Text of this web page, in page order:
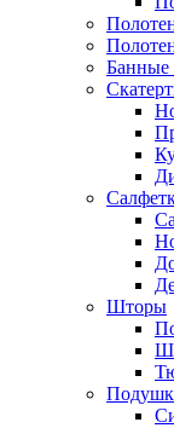
Банные
Шторы